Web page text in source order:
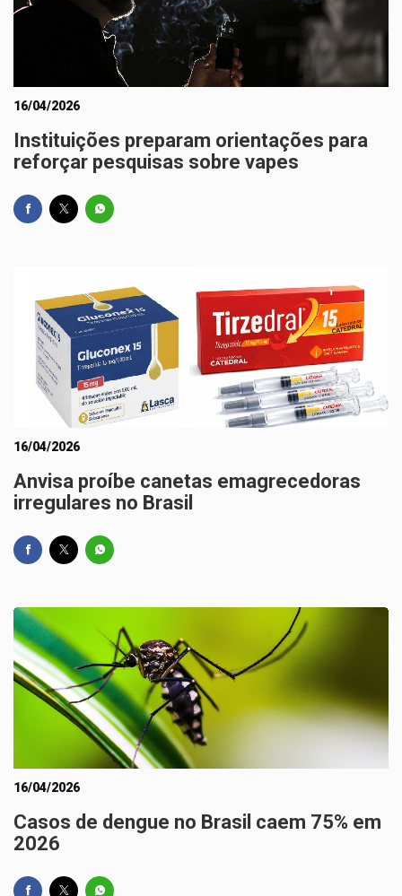
16/04/2026
Instituições preparam orientações para
reforçar pesquisas sobre vapes
16/04/2026
Anvisa proíbe canetas emagrecedoras
irregulares no Brasil
16/04/2026
Casos de dengue no Brasil caem 75% em
2026